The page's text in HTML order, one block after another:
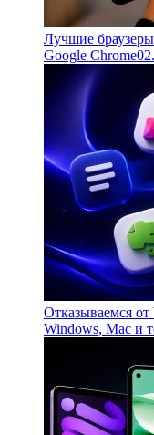
Лучшие
Google Chrome
Отказываемся от
Windows, Mac и